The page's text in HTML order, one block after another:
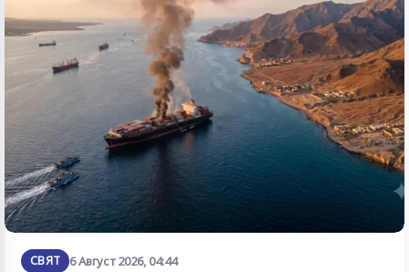
СВЯТ 6 Август 2026, 04:44